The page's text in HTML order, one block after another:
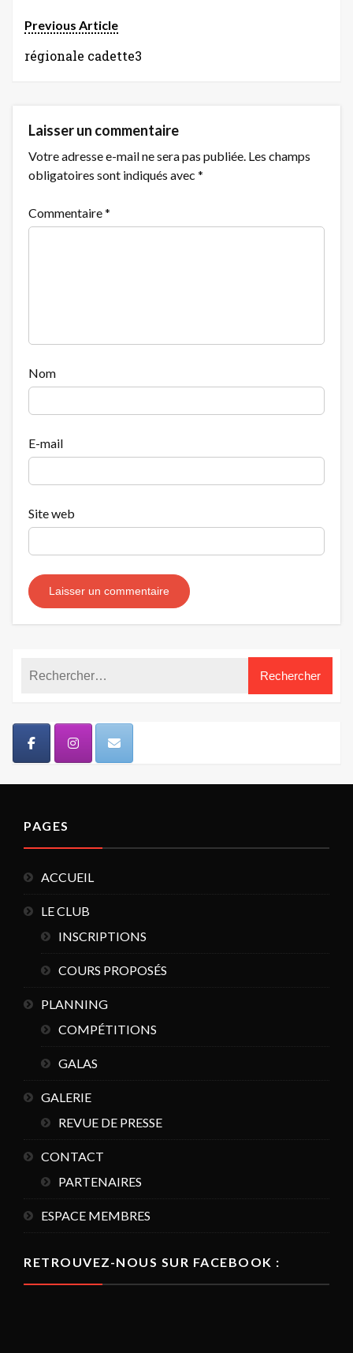
Previous Article
régionale cadette3
Laisser un commentaire
Votre adresse e-mail ne sera pas publiée. Les champs
obligatoires sont indiqués avec *
Commentaire*
Nom
E-mail
Site web
PAGES
ACCUEIL
LE CLUB
INSCRIPTIONS
COURS PROPOSÉS
PLANNING
COMPÉTITIONS
GALAS
GALERIE
REVUE DE PRESSE
CONTACT
PARTENAIRES
ESPACE MEMBRES
RETROUVEZ-NOUS SUR FACEBOOK :